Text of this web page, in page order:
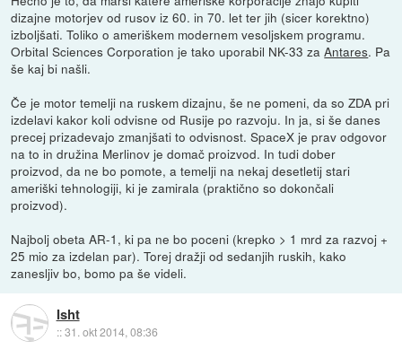
dizajne motorjev od rusov iz 60. in 70. let ter jih (sicer korektno)
izboljšati. Toliko o ameriškem modernem vesoljskem programu.
Orbital Sciences Corporation je tako uporabil NK-33 zaAntares. Pa
še kaj bi našli.
Če je motor temelji na ruskem dizajnu, še ne pomeni, da so ZDA pri
izdelavi kakor koli odvisne od Rusije po razvoju. In ja, si še danes
precej prizadevajo zmanjšati to odvisnost. SpaceX je prav odgovor
na to in družina Merlinov je domač proizvod. In tudi dober
proizvod, da ne bo pomote, a temelji na nekaj desetletij stari
ameriški tehnologiji, ki je zamirala (praktično so dokončali
proizvod).
Najbolj obeta AR-1, ki pa ne bo poceni (krepko > 1 mrd za razvoj +
25 mio za izdelan par). Torej dražji od sedanjih ruskih, kako
zanesljiv bo, bomo pa še videli.
Isht
::31. okt 2014, 08:36